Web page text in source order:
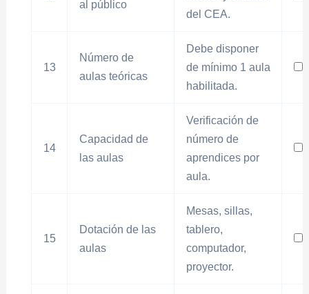
al público
del CEA.
13
Número de
aulas teóricas
Debe disponer
de mínimo 1 aula
habilitada.
14
Capacidad de
las aulas
Verificación de
número de
aprendices por
aula.
15
Dotación de las
aulas
Mesas, sillas,
tablero,
computador,
proyector.